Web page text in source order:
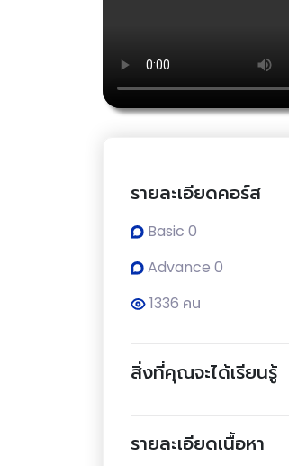
รายละเอียดคอร์ส
Basic 0
Advance 0
1336 คน
สิ่งที่คุณจะได้เรียนรู้
รายละเอียดเนื้อหา